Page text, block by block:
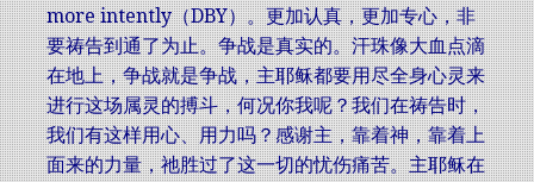
more intently（DBY）。更加认真，更加专心，非
要祷告到通了为止。争战是真实的。汗珠像大血点滴
在地上，争战就是争战，主耶稣都要用尽全身心灵来
进行这场属灵的搏斗，何况你我呢？我们在祷告时，
我们有这样用心、用力吗？感谢主，靠着神，靠着上
面来的力量，祂胜过了这一切的忧伤痛苦。主耶稣在